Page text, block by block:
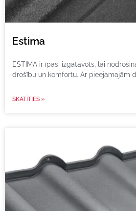
Estima
ESTIMA ir īpaši izgatavots, lai
drošību un komfortu. Ar pieejamajām
SKATĪTIES »